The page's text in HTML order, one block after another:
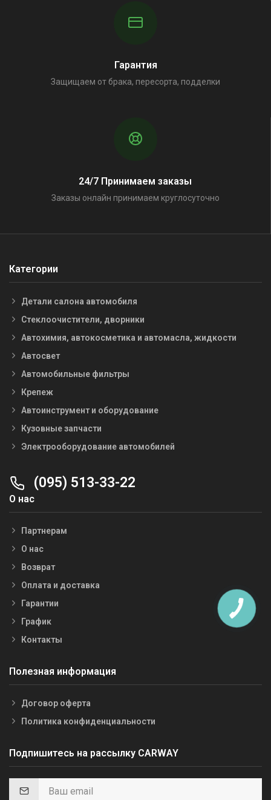
Гарантия
Защищаем от брака, пересорта, подделки
24/7 Принимаем заказы
Заказы онлайн принимаем круглосуточно
Категории
Детали салона автомобиля
Стеклоочистители, дворники
Автохимия, автокосметика и автомасла, жидкости
Автосвет
Автомобильные фильтры
Крепеж
Автоинструмент и оборудование
Кузовные запчасти
Электрооборудование автомобилей
(095) 513-33-22
О нас
Партнерам
О нас
Возврат
Оплата и доставка
Гарантии
График
Контакты
Полезная информация
Договор оферта
Политика конфиденциальности
Подпишитесь на рассылку CARWAY